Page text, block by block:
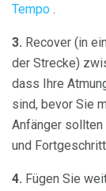
Tempo .
3. Recover (in
der Strecke)
dass Ihre
sind, bevor Sie
Anfänger
und
4. Fügen Sie